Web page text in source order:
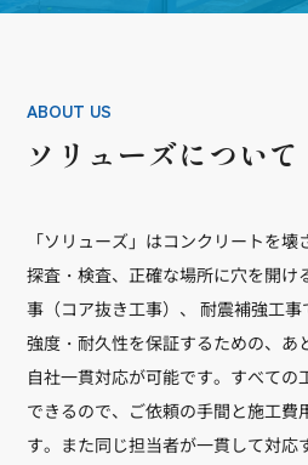
ABOUT US
ソリューズについて
「ソリューズ」はコンクリートを
探査・検査、正確な場所に穴を開け
事（コア抜き工事）、 耐震補強工事
強度・耐久性を保証するための、あ
自社一貫対応が可能です。すべて
できるので、ご依頼の手間と施工費
す。また同じ担当者が一貫して対応